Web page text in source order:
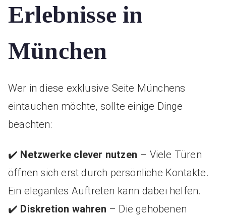
Erlebnisse in
München
Wer in diese exklusive Seite Münchens
eintauchen möchte, sollte einige Dinge
beachten:
✔️ Netzwerke clever nutzen – Viele Türen
öffnen sich erst durch persönliche Kontakte.
Ein elegantes Auftreten kann dabei helfen.
✔️ Diskretion wahren – Die gehobenen